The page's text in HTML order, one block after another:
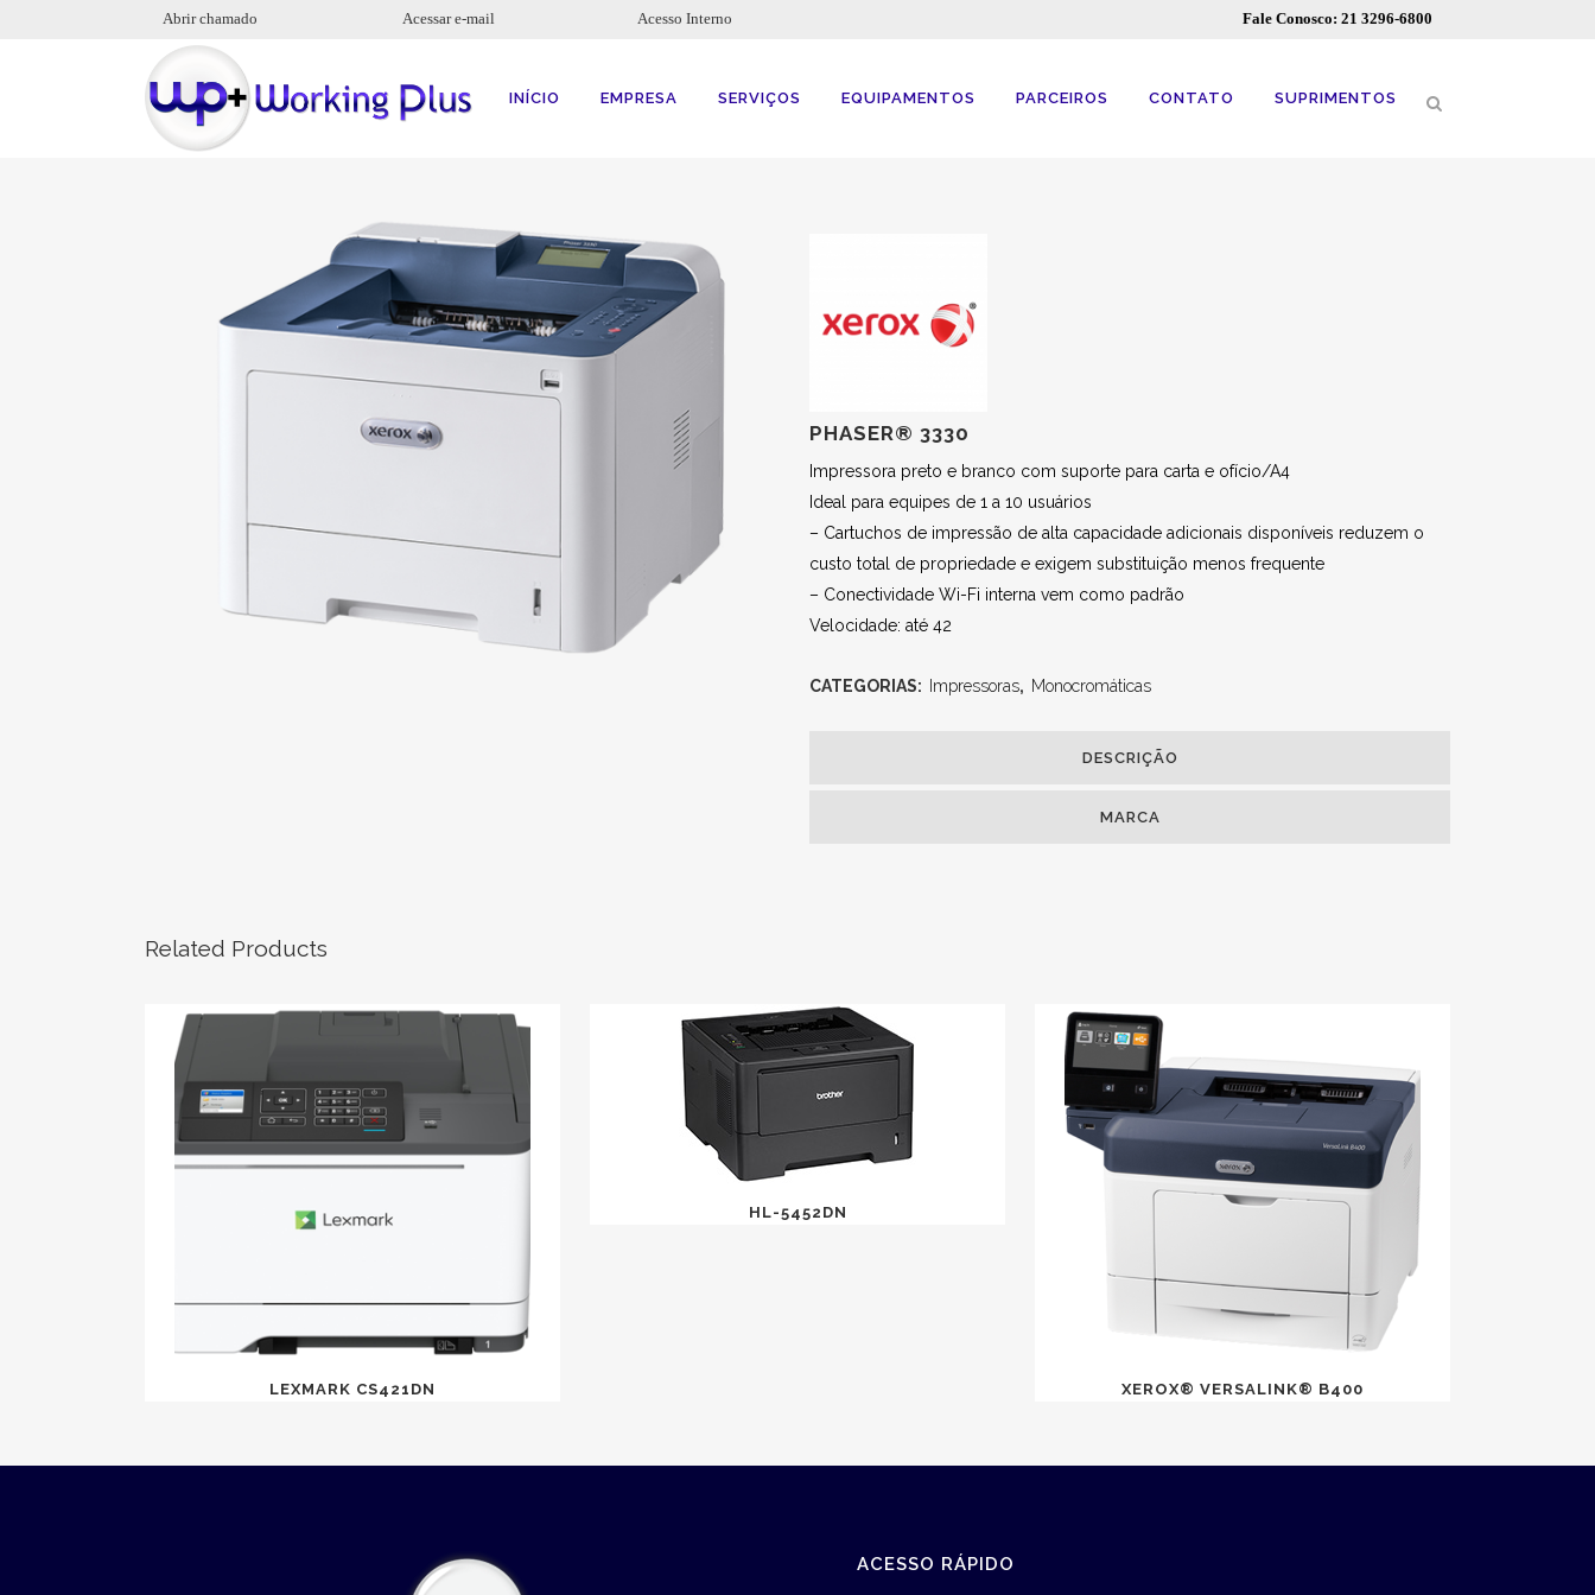
Abrir chamado Acessar e-mail Acesso Interno Fale Conosco: 21 3296-6800
INÍCIO EMPRESA SERVIÇOS EQUIPAMENTOS PARCEIROS CONTATO SUPRIMENTOS
PHASER® 3330
Impressora preto e branco com suporte para carta e ofício/A4
Ideal para equipes de 1 a 10 usuários
– Cartuchos de impressão de alta capacidade adicionais disponíveis reduzem o
custo total de propriedade e exigem substituição menos frequente
– Conectividade Wi-Fi interna vem como padrão
Velocidade: até 42
CATEGORIAS: Impressoras, Monocromáticas
DESCRIÇÃO
MARCA
Related Products
LEXMARK CS421DN
HL-5452DN
XEROX® VERSALINK® B400
ACESSO RÁPIDO